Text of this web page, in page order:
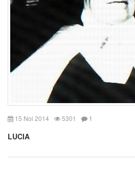
15 Noi 2014 5301 1
LUCIA